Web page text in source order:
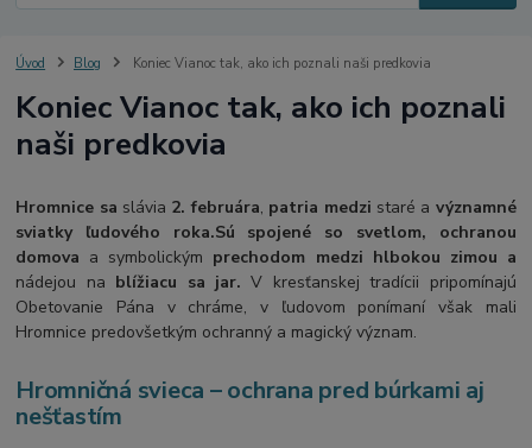
Úvod Blog Koniec Vianoc tak, ako ich poznali naši predkovia
Koniec Vianoc tak, ako ich poznali
naši predkovia
Hromnice sa slávia 2. februára, patria medzi staré a významné
sviatky ľudového roka.Sú spojené so svetlom, ochranou
domova a symbolickým prechodom medzi hlbokou zimou a
nádejou na blížiacu sa jar. V kresťanskej tradícii pripomínajú
Obetovanie Pána v chráme, v ľudovom ponímaní však mali
Hromnice predovšetkým ochranný a magický význam.
Hromničná svieca – ochrana pred búrkami aj
nešťastím